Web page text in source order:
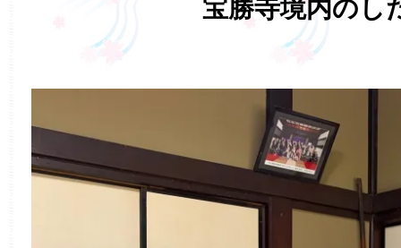
宝勝寺境内のし